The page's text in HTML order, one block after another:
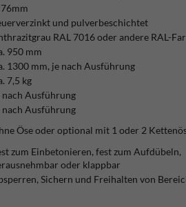
und pulverbeschichtet
RAL 7016 oder andere RAL-
950 mm
1300 mm, je nach Ausführung
7,5 kg
nach Ausführung
nach Ausführung
Öse oder optional mit 1 oder 2
zum Einbetonieren, fest zum Aufdübeln,
oder klappbar
Sichern und Freihalten von